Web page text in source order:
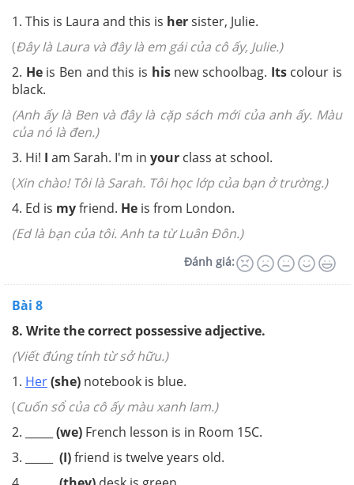
1. This is Laura and this is hersister, Julie.
(Đây là Laura và đây là em gái của cô ấy, Julie.)
2. Heis Ben and this is hisnew schoolbag. Its colour is
black.
(Anh ấy là Ben và đây là cặp sách mới của anh ấy. Màu
của nó là đen.)
3. Hi! I am Sarah. I'm in your class at school.
(Xin chào! Tôi là Sarah. Tôi học lớp của bạn ở trường.)
4. Ed is myfriend. He is from London.
(Ed là bạn của tôi. Anh ta từ Luân Đôn.)
Đánh giá:
Bài 8
8. Write the correct possessive adjective.
(Viết đúng tính từ sở hữu.)
1. Her(she) notebook is blue.
(Cuốn sổ của cô ấy màu xanh lam.)
2. _____ (we) French lesson is in Room 15C.
3. _____ (I)friend is twelve years old.